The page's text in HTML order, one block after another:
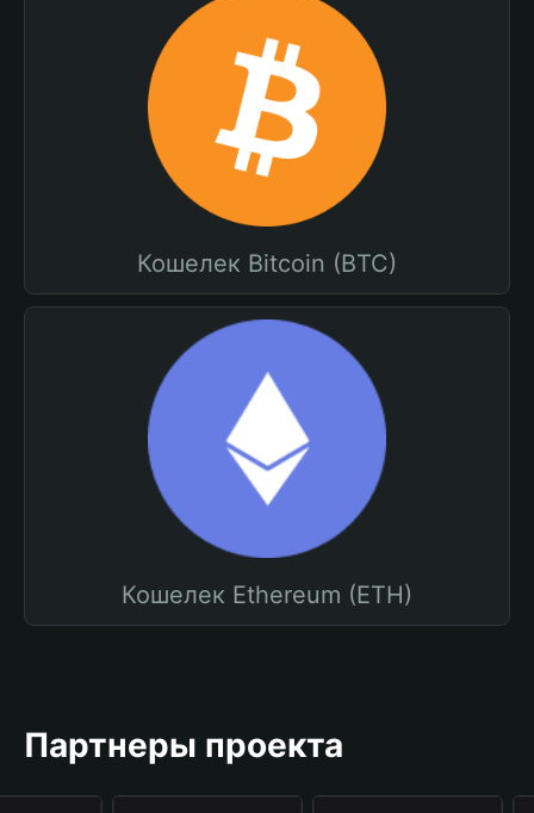
Кошелек Bitcoin (BTC)
Кошелек Ethereum (ETH)
Партнеры проекта